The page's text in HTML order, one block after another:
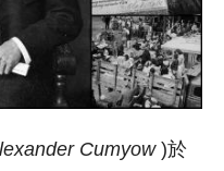
Cumyow )於